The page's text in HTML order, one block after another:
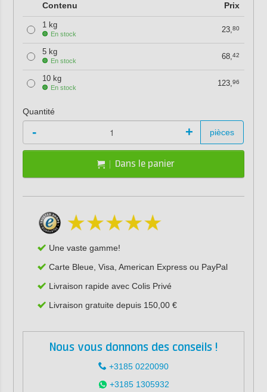
Contenu Prix
1 kg
En stock 23,80
5 kg
En stock 68,42
10 kg
En stock 123,96
Quantité
- + pièces
Dans le panier
Une vaste gamme!
Carte Bleue, Visa, American Express ou PayPal
Livraison rapide avec Colis Privé
Livraison gratuite depuis 150,00 €
Nous vous donnons des conseils !
+3185 0220090
+3185 1305932